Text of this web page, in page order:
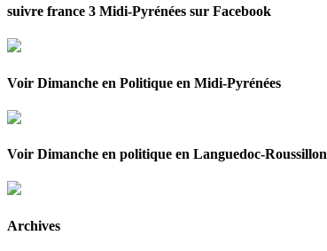
suivre france 3 Midi-Pyrénées sur Facebook
Voir Dimanche en Politique en Midi-Pyrénées
Voir Dimanche en politique en Languedoc-Roussillon
Archives